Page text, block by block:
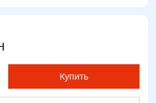
Купить